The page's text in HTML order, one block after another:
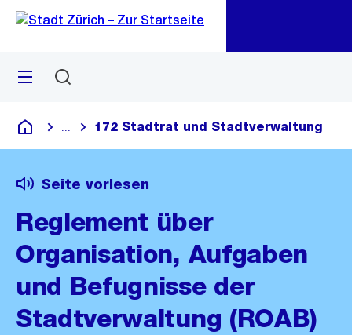
Navigation
Sprunglink
Menü
Deutsch
Blende alle Breadcrumbs ein
172 Stadtrat und Stadtverwaltung
Seite vorlesen
Reglement über
Organisation, Aufgaben
und Befugnisse der
Stadtverwaltung (ROAB)